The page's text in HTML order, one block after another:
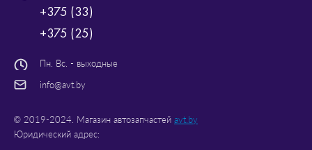
+375 (33)
+375 (25)
Пн. Вс. - выходные
info@avt.by
© 2019-2024. Магазин автозапчастей avt.by
Юридический адрес: